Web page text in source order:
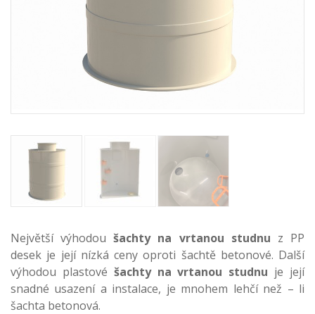
Největší výhodoušachty na vrtanou studnu z PP
desek je její nízká ceny oproti šachtě betonové. Další
výhodou plastové šachty na vrtanou studnu je její
snadné usazení a instalace, je mnohem lehčí než – li
šachta betonová.